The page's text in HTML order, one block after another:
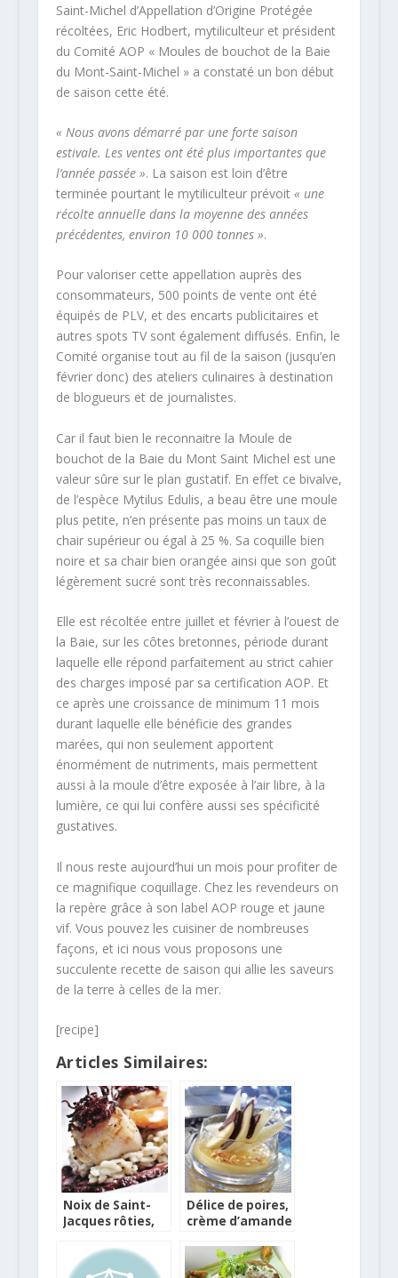
Saint-Michel d’Appellation d’Origine Protégée
récoltées, Eric Hodbert, mytiliculteur et président
du Comité AOP « Moules de bouchot de la Baie
du Mont-Saint-Michel » a constaté un bon début
de saison cette été.
« Nous avons démarré par une forte saison
estivale. Les ventes ont été plus importantes que
l’année passée ». La saison est loin d’être
terminée pourtant le mytiliculteur prévoit « une
récolte annuelle dans la moyenne des années
précédentes, environ 10 000 tonnes ».
Pour valoriser cette appellation auprès des
consommateurs, 500 points de vente ont été
équipés de PLV, et des encarts publicitaires et
autres spots TV sont également diffusés. Enfin, le
Comité organise tout au fil de la saison (jusqu’en
février donc) des ateliers culinaires à destination
de blogueurs et de journalistes.
Car il faut bien le reconnaitre la Moule de
bouchot de la Baie du Mont Saint Michel est une
valeur sûre sur le plan gustatif. En effet ce bivalve,
de l’espèce Mytilus Edulis, a beau être une moule
plus petite, n’en présente pas moins un taux de
chair supérieur ou égal à 25 %. Sa coquille bien
noire et sa chair bien orangée ainsi que son goût
légèrement sucré sont très reconnaissables.
Elle est récoltée entre juillet et février à l’ouest de
la Baie, sur les côtes bretonnes, période durant
laquelle elle répond parfaitement au strict cahier
des charges imposé par sa certification AOP. Et
ce après une croissance de minimum 11 mois
durant laquelle elle bénéficie des grandes
marées, qui non seulement apportent
énormément de nutriments, mais permettent
aussi à la moule d’être exposée à l’air libre, à la
lumière, ce qui lui confère aussi ses spécificité
gustatives.
Il nous reste aujourd’hui un mois pour profiter de
ce magnifique coquillage. Chez les revendeurs on
la repère grâce à son label AOP rouge et jaune
vif. Vous pouvez les cuisiner de nombreuses
façons, et ici nous vous proposons une
succulente recette de saison qui allie les saveurs
de la terre à celles de la mer.
[recipe]
Articles Similaires:
Noix de Saint-
Jacques rôties,
de betteraves et
sauce à l’orange
Délice de poires,
crème d’amande